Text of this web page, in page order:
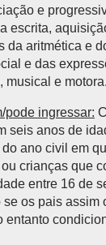
e
escrita,
da aritmética e
e das
musical e motora.
pode ingressar:
seis anos de
do ano civil em
crianças que
entre 16 de
se os pais assim
entanto